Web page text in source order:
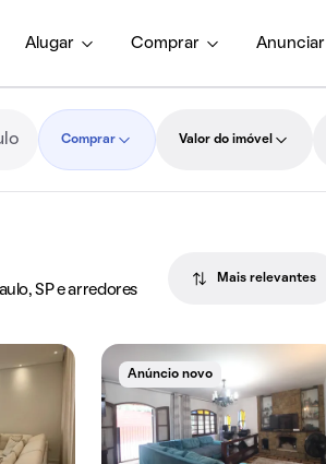
Alugar Comprar Anunciar
Comprar Valor do imóvel
SP e arredores
Mais relevantes
Anúncio novo